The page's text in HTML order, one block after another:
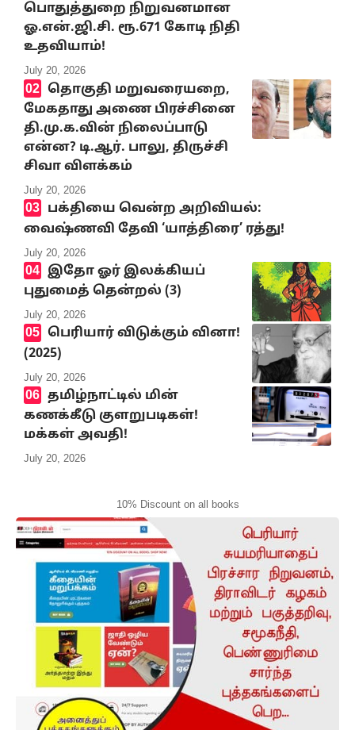
பொதுத்துறை நிறுவனமான
ஓ.என்.ஜி.சி. ரூ.671 கோடி நிதி
உதவியாம்!
July 20, 2026
தொகுதி மறுவரையறை,
மேகதாது அணை பிரச்சினை
தி.மு.க.வின் நிலைப்பாடு
என்ன? டி.ஆர். பாலு, திருச்சி
சிவா விளக்கம்
July 20, 2026
பக்தியை வென்ற அறிவியல்:
வைஷ்ணவி தேவி ‘யாத்திரை’ ரத்து!
July 20, 2026
இதோ ஓர் இலக்கியப்
புதுமைத் தென்றல் (3)
July 20, 2026
பெரியார் விடுக்கும் வினா!
(2025)
July 20, 2026
தமிழ்நாட்டில் மின்
கணக்கீடு குளறுபடிகள்!
மக்கள் அவதி!
July 20, 2026
10% Discount on all books